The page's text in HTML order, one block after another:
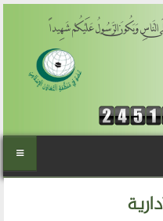
وَيَكُونَ الرَّسُولُ عَلَيْكُمْ شَهِيداً